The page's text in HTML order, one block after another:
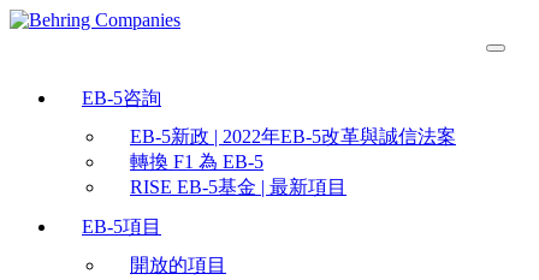
EB-5咨詢
EB-5新政 | 2022年EB-5改革與誠信法案
轉換 F1 為 EB-5
RISE EB-5基金 | 最新項目
EB-5項目
開放的項目